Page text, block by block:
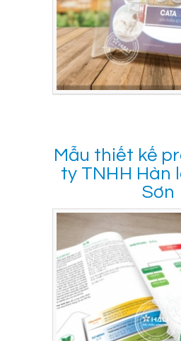
Mẫu thiết kế
ty TNHH Hàn
Sơn